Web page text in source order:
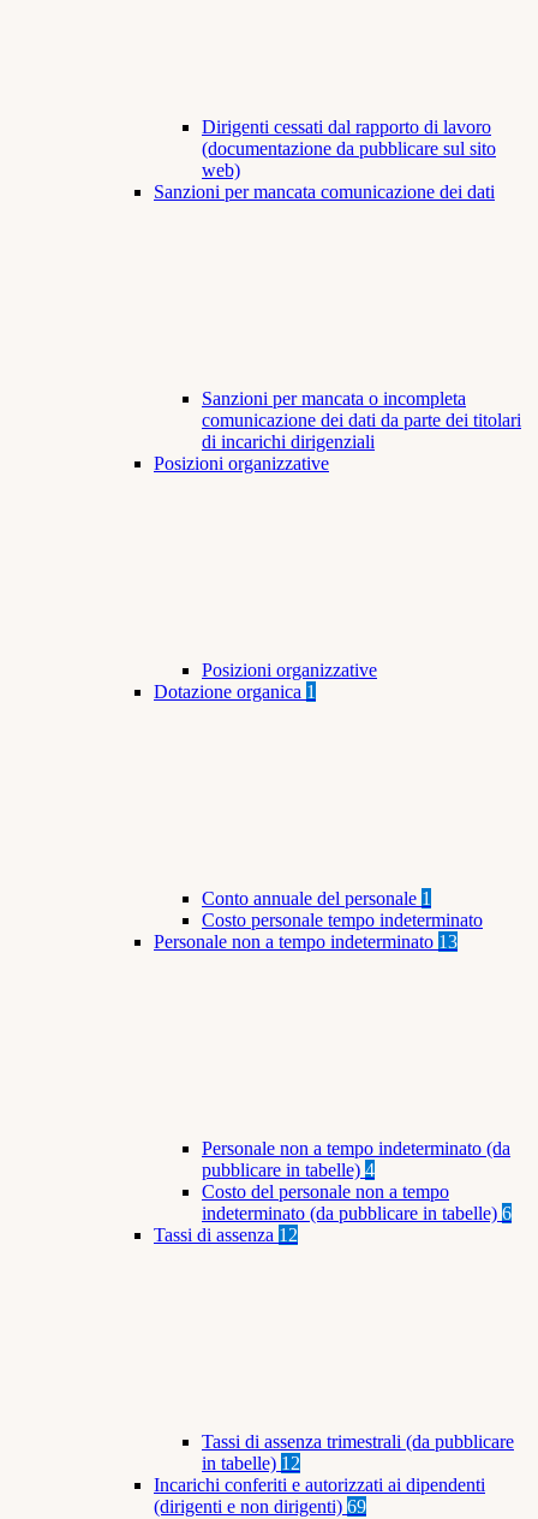
Dirigenti cessati dal rapporto di lavoro
(documentazione da pubblicare sul sito
web)
Sanzioni per mancata comunicazione dei dati
Sanzioni per mancata o incompleta
comunicazione dei dati da parte dei titolari
di incarichi dirigenziali
Posizioni organizzative
Posizioni organizzative
Dotazione organica 1
Conto annuale del personale 1
Costo personale tempo indeterminato
Personale non a tempo indeterminato 13
Personale non a tempo indeterminato (da
pubblicare in tabelle) 4
Costo del personale non a tempo
indeterminato (da pubblicare in tabelle) 6
Tassi di assenza 12
Tassi di assenza trimestrali (da pubblicare
in tabelle) 12
Incarichi conferiti e autorizzati ai dipendenti
(dirigenti e non dirigenti) 69